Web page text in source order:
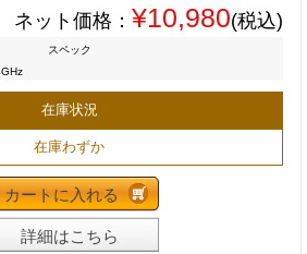
ネット価格： ¥10,980(税込)
スペック
在庫状況
在庫わずか
カートに入れる
詳細はこちら